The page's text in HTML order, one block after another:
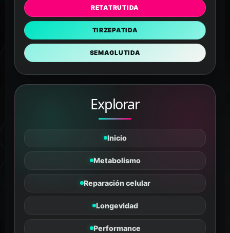
RETATRUTIDA
TIRZEPATIDA
SEMAGLUTIDA
Explorar
Inicio
Metabolismo
Reparación celular
Longevidad
Performance